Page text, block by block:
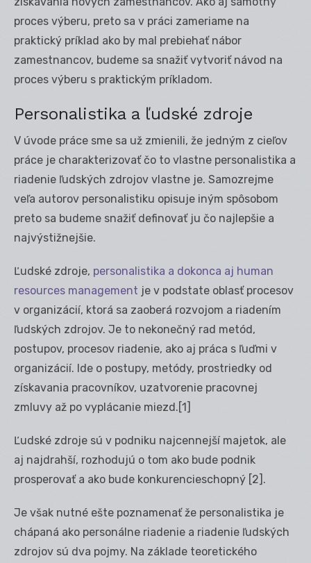
proces výberu, preto sa v práci zameriame na
praktický príklad ako by mal prebiehať nábor
zamestnancov, budeme sa snažiť vytvoriť návod na
proces výberu s praktickým príkladom.
Personalistika a ľudské zdroje
V úvode práce sme sa už zmienili, že jedným z cieľov
práce je charakterizovať čo to vlastne personalistika a
riadenie ľudských zdrojov vlastne je. Samozrejme
veľa autorov personalistiku opisuje iným spôsobom
preto sa budeme snažiť definovať ju čo najlepšie a
najvýstižnejšie.
Ľudské zdroje, personalistika a dokonca aj human
resources management je v podstate oblasť procesov
v organizácií, ktorá sa zaoberá rozvojom a riadením
ľudských zdrojov. Je to nekonečný rad metód,
postupov, procesov riadenie, ako aj práca s ľuďmi v
organizácií. Ide o postupy, metódy, prostriedky od
získavania pracovníkov, uzatvorenie pracovnej
zmluvy až po vyplácanie miezd. [1]
Ľudské zdroje sú v podniku najcennejší majetok, ale
aj najdrahší, rozhodujú o tom ako bude podnik
prosperovať a ako bude konkurencieschopný [2] .
Je však nutné ešte poznamenať že personalistika je
chápaná ako personálne riadenie a riadenie ľudských
zdrojov sú dva pojmy. Na základe teoretického